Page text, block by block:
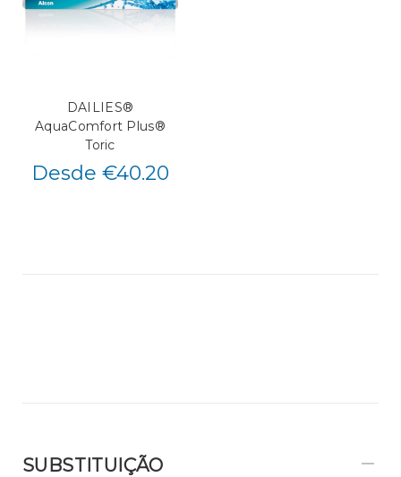
DAILIES®
AquaComfort Plus®
Toric
Desde €40.20
SUBSTITUIÇÃO